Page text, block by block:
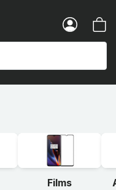
et Accessoires
Films